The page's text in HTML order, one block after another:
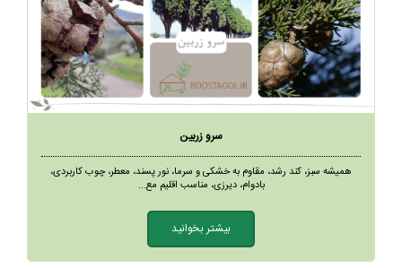
سرو زربین
همیشه سبز، کند رشد، مقاوم به خشکی و سرما، نور پسند، معطر، چوب کاربردی،
بادوام، دیرزی، مناسب اقلیم مع...
بیشتر بخوانید